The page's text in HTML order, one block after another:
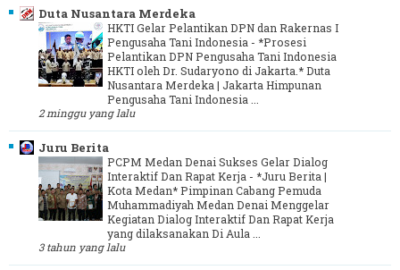
Duta Nusantara Merdeka
HKTI Gelar Pelantikan DPN dan Rakernas I
Pengusaha Tani Indonesia - *Prosesi
Pelantikan DPN Pengusaha Tani Indonesia
HKTI oleh Dr. Sudaryono di Jakarta.* Duta
Nusantara Merdeka | Jakarta Himpunan
Pengusaha Tani Indonesia ...
2 minggu yang lalu
Juru Berita
PCPM Medan Denai Sukses Gelar Dialog
Interaktif Dan Rapat Kerja - *Juru Berita |
Kota Medan* Pimpinan Cabang Pemuda
Muhammadiyah Medan Denai Menggelar
Kegiatan Dialog Interaktif Dan Rapat Kerja
yang dilaksanakan Di Aula ...
3 tahun yang lalu